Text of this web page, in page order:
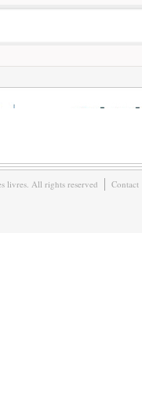
livres. All rights reserved Contact